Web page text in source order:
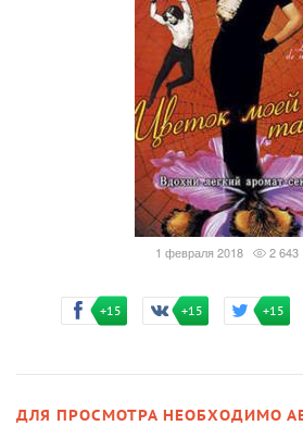
1 февраля 2018 2 643
+15 +15 +15
ДЛЯ ПРОСМОТРА НЕОБХОДИМО